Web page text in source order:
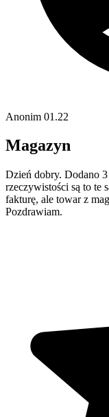
Anonim 01.22
Magazyn
Dzień dobry. Dodano
rzeczywistości są to te
fakturę, ale towar z
Pozdrawiam.